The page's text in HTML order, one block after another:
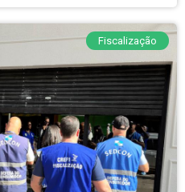
Fiscalização